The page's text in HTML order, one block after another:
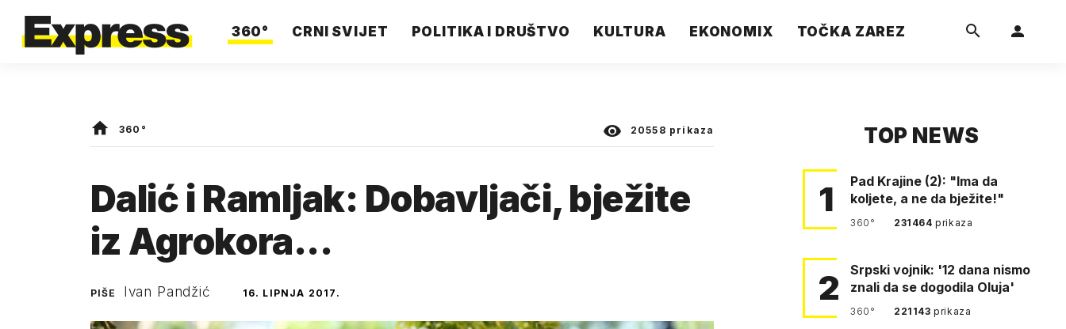
360° CRNI SVIJET POLITIKA I DRUŠTVO KULTURA EKONOMIX TOČKA ZAREZ
360° 20558 prikaza
Dalić i Ramljak: Dobavljači, bježite
iz Agrokora...
PIŠE Ivan Pandžić 16. LIPNJA 2017.
TOP NEWS
1
Pad Krajine (2): "Ima da
koljete, a ne da bježite!"
360° 231464prikaza
2
Srpski vojnik: '12 dana nismo
znali da se dogodila Oluja'
360° 221143prikaza